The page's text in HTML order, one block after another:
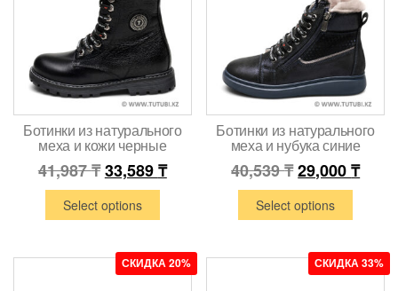
Ботинки из натурального
меха и кожи черные
41,987₸33,589₸
Select options
Ботинки из натурального
меха и нубука синие
40,539₸29,000₸
Select options
СКИДКА 20% СКИДКА 33%